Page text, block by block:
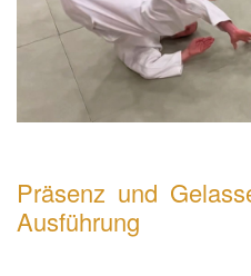
Präsenz und
Ausführung